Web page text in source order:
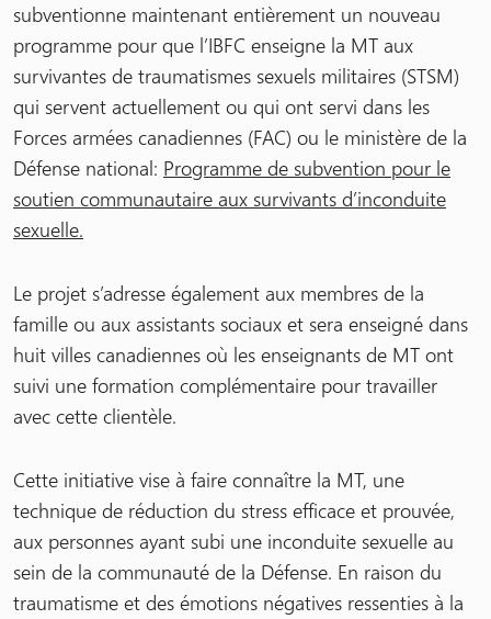
subventionne maintenant entièrement un nouveau
programme pour que l’IBFC enseigne la MT aux
survivantes de traumatismes sexuels militaires (STSM)
qui servent actuellement ou qui ont servi dans les
Forces armées canadiennes (FAC) ou le ministère de la
Défense national: Programme de subvention pour le
soutien communautaire aux survivants d’inconduite
sexuelle.
Le projet s’adresse également aux membres de la
famille ou aux assistants sociaux et sera enseigné dans
huit villes canadiennes où les enseignants de MT ont
suivi une formation complémentaire pour travailler
avec cette clientèle.
Cette initiative vise à faire connaître la MT, une
technique de réduction du stress efficace et prouvée,
aux personnes ayant subi une inconduite sexuelle au
sein de la communauté de la Défense. En raison du
traumatisme et des émotions négatives ressenties à la